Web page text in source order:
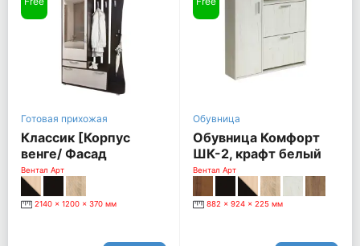
Готовая прихожая
Классик [Корпус
венге/ Фасад
беленый дуб]
Вентал Арт
2140 x 1200 x 370 мм
Обувница
Обувница Комфорт
ШК-2, крафт белый
Вентал Арт
882 x 924 x 225 мм